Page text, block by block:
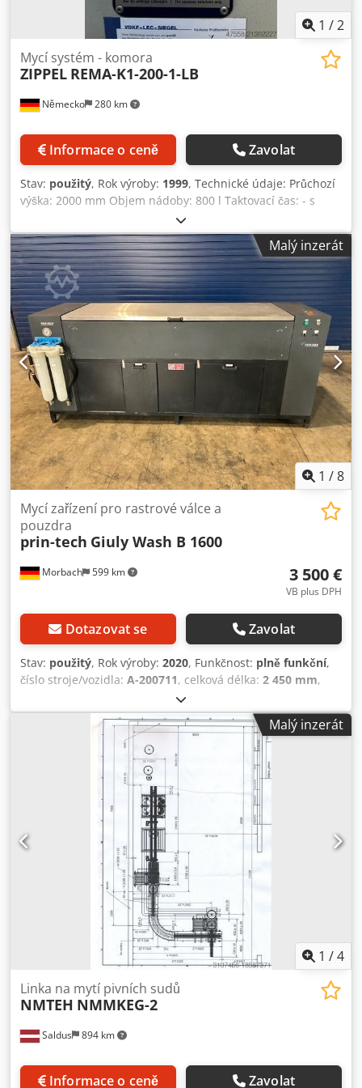
1 /2
Německo 280 km
Mycí systém - komora
ZIPPEL REMA-K1-200-1-LB
Informace o ceně Zavolat
Stav: použitý, Rok výroby: 1999, Technické údaje: Průchozí
výška: 2000 mm Objem nádoby: 800 l Taktovací čas: - s
Topný výkon: 45 kW Elektrické provedení -
Napětí/frekvence: 400/50 V/Hz Nosnost: 2000 kg Teplotní
rozsah: max. 65 °C Celkový příkon: 63 kW Šířka otevření:
2000 mm Požadovaný prostor cca: 3 800 m Dcedpfxsymc
Txo Ah Nsk
Malý inzerát
1 /8
Morbach 599 km
Mycí zařízení pro rastrové válce a
pouzdra
prin-tech Giuly Wash B 1600
3 500 €
VB plus DPH
Dotazovat se Zavolat
Stav: použitý, Rok výroby: 2020, Funkčnost: plně funkční,
číslo stroje/vozidla: A-200711, celková délka: 2 450 mm,
, celková výška:
napětí:220 V, K prodeji je mycí zařízení na rastrové válce a
rukávy. Další informace naleznete na fotografiích. Dcedpfx
Malý inzerát
1 /4
Saldus 894 km
Linka na mytí pivních sudů
NMTEH NMMKEG-2
Informace o ceně Zavolat